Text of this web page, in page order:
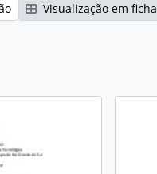
Visualização em ficha